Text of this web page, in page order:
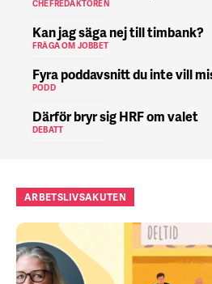
CHEFREDAKTÖREN
Kan jag säga nej till timbank?
FRÅGA OM JOBBET
Fyra poddavsnitt du inte vill
PODD
Därför bryr sig HRF om valet
DEBATT
ARBETSLIVSAKUTEN